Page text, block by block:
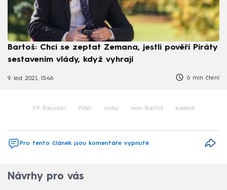
Bartoš: Chci se zeptat Zemana, jestli pověří Piráty
sestavením vlády, když vyhrají
9. led 2021, 15:46 6 min čtení
Vít Rakušan Piráti volby Ivan Bartoš koalice
Pro tento článek jsou komentáře vypnuté
Návrhy pro vás